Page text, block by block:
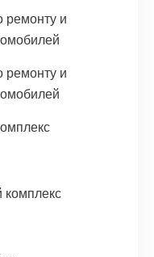
ремонту и
ремонту и
комплекс